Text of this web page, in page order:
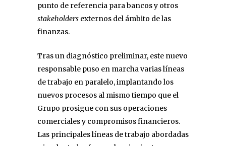
punto de referencia para bancos y otros
stakeholders externos del ámbito de las
finanzas.
Tras un diagnóstico preliminar, este nuevo
responsable puso en marcha varias líneas
de trabajo en paralelo, implantando los
nuevos procesos al mismo tiempo que el
Grupo prosigue con sus operaciones
comerciales y compromisos financieros.
Las principales líneas de trabajo abordadas